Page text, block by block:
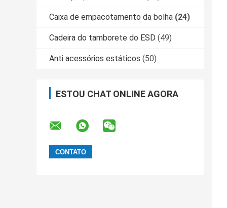
Caixa de empacotamento da bolha (24)
Cadeira do tamborete do ESD (49)
Anti acessórios estáticos (50)
ESTOU CHAT ONLINE AGORA